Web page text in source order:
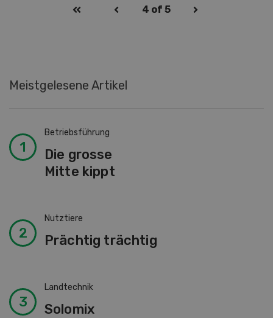
4 of 5
Meistgelesene Artikel
Betriebsführung
Die grosse
Mitte kippt
Nutztiere
Prächtig trächtig
Landtechnik
Solomix